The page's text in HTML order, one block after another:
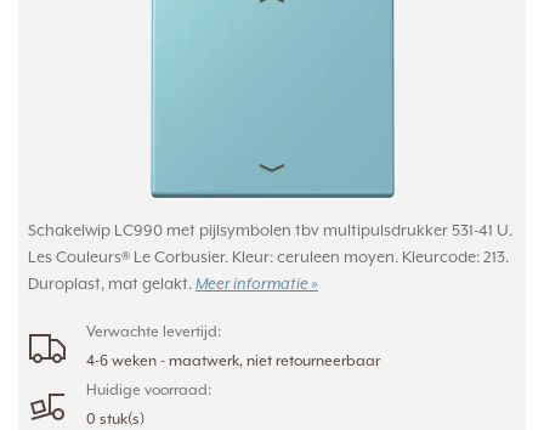
Schakelwip LC990 met pijlsymbolen tbv multipulsdrukker 531-41 U.
Les Couleurs® Le Corbusier. Kleur: ceruleen moyen. Kleurcode: 213.
Duroplast, mat gelakt. Meer informatie »
Verwachte levertijd:
4-6 weken - maatwerk, niet retourneerbaar
Huidige voorraad:
0 stuk(s)